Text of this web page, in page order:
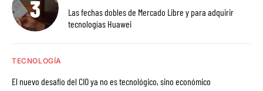
Las fechas dobles de Mercado Libre y para adquirir
tecnologías Huawei
TECNOLOGÍA
El nuevo desafío del CIO ya no es tecnológico, sino económico